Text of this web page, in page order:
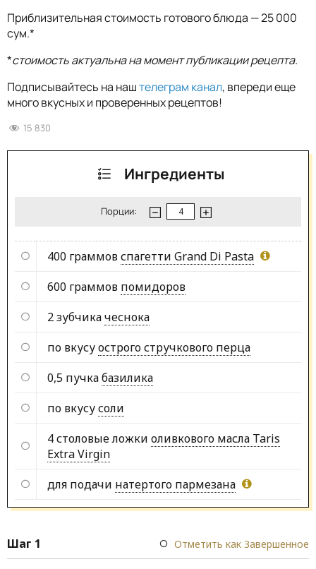
Приблизительная стоимость готового блюда — 25 000
сум.*
*стоимость актуальна на момент публикации рецепта.
Подписывайтесь на наштелеграм канал, впереди еще
много вкусных и проверенных рецептов!
15 830
Ингредиенты
Порции:
400 граммовспагетти Grand Di Pasta
600 граммов помидоров
2 зубчикачеснока
по вкусуострого стручкового перца
0,5 пучкабазилика
по вкусусоли
4 столовые ложки оливкового масла Taris
Extra Virgin
для подачи натертого пармезана
Шаг 1 Отметить как Завершенное